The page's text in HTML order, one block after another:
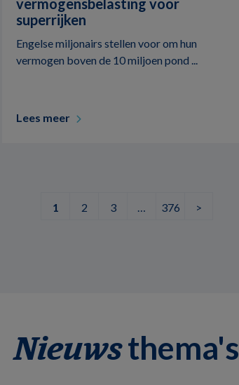
vermogensbelasting voor
superrijken
Engelse miljonairs stellen voor om hun
vermogen boven de 10 miljoen pond ...
Lees meer
1 2 3 … 376 >
Nieuwsthema's